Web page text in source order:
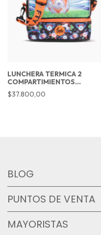
LUNCHERA TERMICA 2
COMPARTIMIENTOS
CHAMPIONS LEAGUE NEGRO
$37.800,00
BLOG
PUNTOS DE VENTA
MAYORISTAS